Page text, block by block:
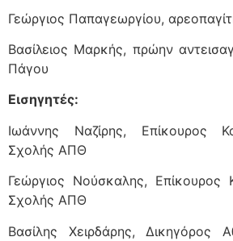
Γεώργιος Παπαγεωργίου,
Βασίλειος Μαρκής, πρώην
Πάγου
Εισηγητές:
Ιωάννης Ναζίρης, Επίκουρος
Σχολής ΑΠΘ
Γεώργιος Νούσκαλης, Επίκουρος
Σχολής ΑΠΘ
Βασίλης Χειρδάρης, Δικηγόρος